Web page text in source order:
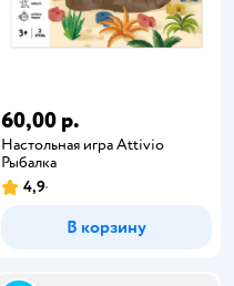
60,00 р.
Настольная игра Attivio
Рыбалка
4,9
В корзину